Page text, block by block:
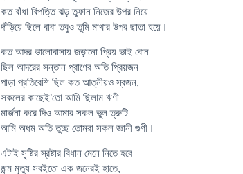
কত বাঁধা বিপত্তি ঝড় তুফান নিজের উপর নিয়ে
দাঁড়িয়ে ছিলে বাবা তবুও তুমি মাথার উপর ছাতা হয়ে।
কত আদর ভালোবাসায় জড়ানো প্রিয় ভাই বোন
ছিল আদরের সন্তান প্রাণের অতি প্রিয়জন
পাড়া প্রতিবেশি ছিল কত আত্নীয়ও স্বজন,
সকলের কাছেই’তো আমি ছিলাম ঋণী
মার্জনা করে দিও আমার সকল ভুল ত্রুটি
আমি অধম অতি তুচ্ছ তোমরা সকল জ্ঞানী গুণী।
এটাই সৃষ্টির স্রষ্টার বিধান মেনে নিতে হবে
জন্ম মৃত্যু সবইতো এক জনেরই হাতে,